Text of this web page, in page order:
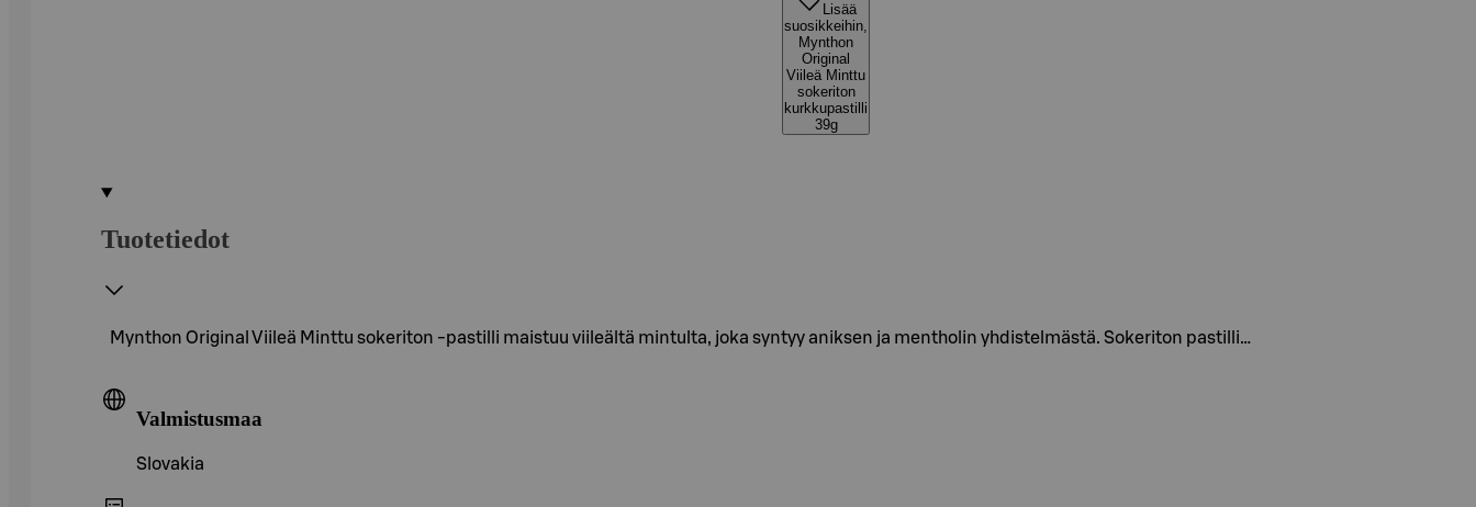
Lisää
suosikkeihin,
Mynthon
Original
Viileä Minttu
sokeriton
kurkkupastilli
39g
Tuotetiedot
Mynthon Original Viileä Minttu sokeriton -pastilli maistuu viileältä mintulta, joka syntyy aniksen ja mentholin yhdistelmästä. Sokeriton pastilli…
Valmistusmaa
Slovakia